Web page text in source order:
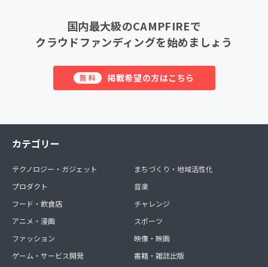
国内最大級のCAMPFIREで
クラウドファンディングを始めましょう
無料 掲載希望の方はこちら
カテゴリー
テクノロジー・ガジェット
プロダクト
フード・飲食店
アニメ・漫画
ファッション
ゲーム・サービス開発
まちづくり・地域活性化
音楽
チャレンジ
スポーツ
映像・映画
書籍・雑誌出版